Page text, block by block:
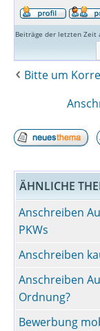
Beiträge der letzten Zeit
Bitte um
ÄHNLICHE
Anschreiben
PKWs
Anschreiben
Anschreiben
Ordnung?
Bewerbung